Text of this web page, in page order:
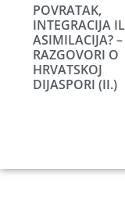
POVRATAK,
INTEGRACIJA
ASIMILACIJA? –
RAZGOVORI O
HRVATSKOJ
DIJASPORI (II.)